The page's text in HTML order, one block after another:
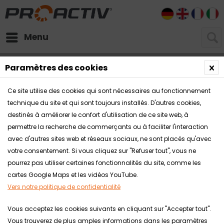
Menu
DE EN FR
Zu den Produktvideos
Paramètres des cookies
Ce site utilise des cookies qui sont nécessaires au fonctionnement
technique du site et qui sont toujours installés. D'autres cookies,
destinés à améliorer le confort d'utilisation de ce site web, à
permettre la recherche de commerçants ou à faciliter l'interaction
avec d'autres sites web et réseaux sociaux, ne sont placés qu'avec
votre consentement. Si vous cliquez sur "Refuser tout", vous ne
pourrez pas utiliser certaines fonctionnalités du site, comme les
cartes Google Maps et les vidéos YouTube.
Vers notre politique de confidentialité
Vous acceptez les cookies suivants en cliquant sur "Accepter tout".
Vous trouverez de plus amples informations dans les paramètres